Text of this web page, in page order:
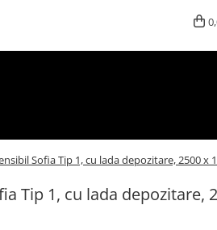
Sofia Tip 1, cu lada depozitare, 2500 x
Tip 1, cu lada depozitare,